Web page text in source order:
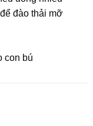
đào thải mỡ
con bú